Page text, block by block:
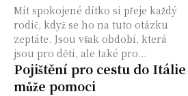
Mít spokojené dítko si přeje každý
rodič, když se ho na tuto otázku
zeptáte. Jsou však období, která
jsou pro děti, ale také pro...
Pojištění pro cestu do Itálie
může pomoci